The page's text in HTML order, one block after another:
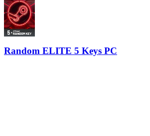
Random ELITE 5 Keys PC